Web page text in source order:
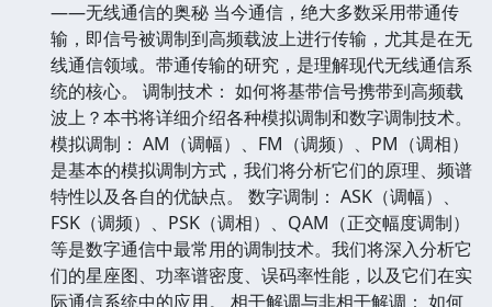
——无线通信的奥秘 当今通信，绝大多数采用带通传
输，即信号被调制到高频载波上进行传输，尤其是在无
线通信领域。带通传输的研究，是理解现代无线通信系
统的核心。 调制技术： 如何将基带信号携带到高频载
波上？本书将详细介绍各种模拟调制和数字调制技术。
模拟调制： AM（调幅）、FM（调频）、PM（调相）
是基本的模拟调制方式，我们将分析它们的原理、频谱
特性以及各自的优缺点。 数字调制： ASK（调幅）、
FSK（调频）、PSK（调相）、QAM（正交幅度调制）
等是数字通信中最常用的调制技术。我们将深入分析它
们的星座图、功率谱密度、误码率性能，以及它们在实
际通信系统中的应用。 相干解调与非相干解调： 如何